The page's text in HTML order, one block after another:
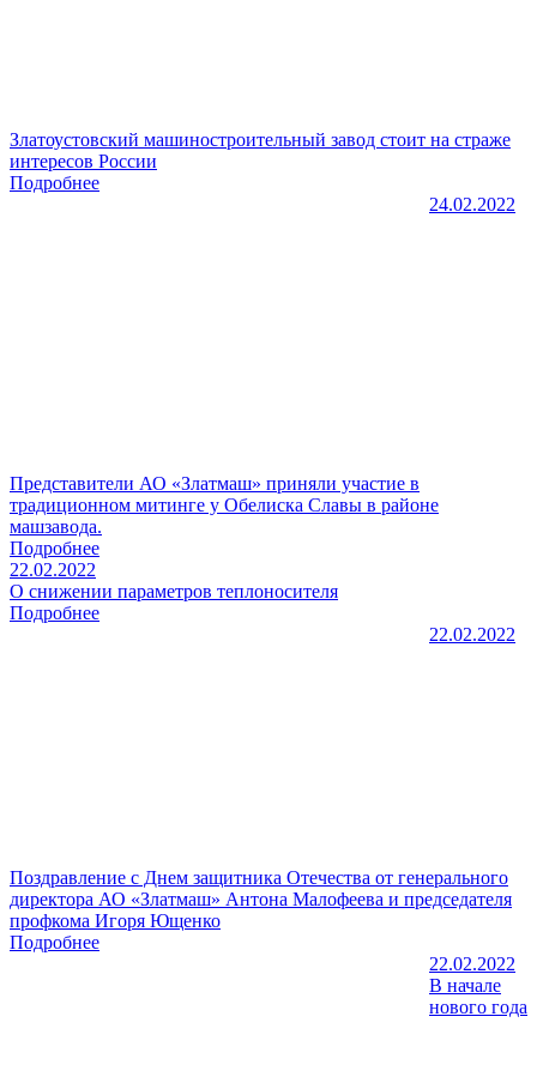
Златоустовский машиностроительный завод стоит на страже
интересов России
Подробнее
24.02.2022
Представители АО «Златмаш» приняли участие в
традиционном митинге у Обелиска Славы в районе
машзавода.
Подробнее
22.02.2022
О снижении параметров теплоносителя
Подробнее
22.02.2022
Поздравление с Днем защитника Отечества от генерального
директора АО «Златмаш» Антона Малофеева и председателя
профкома Игоря Ющенко
Подробнее
22.02.2022
В начале
нового года